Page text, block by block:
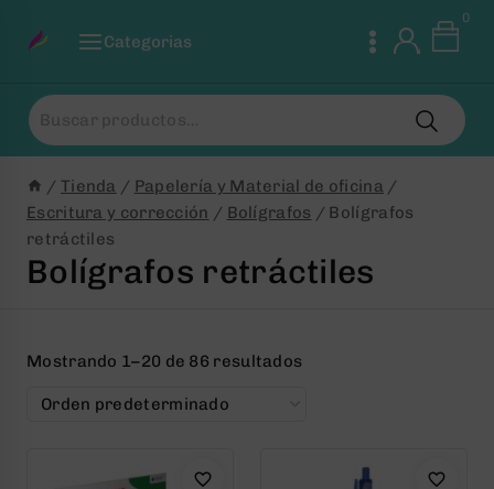
Categorias
0
Buscar
por:
/ Tienda / Papelería y Material de oficina /
Escritura y corrección / Bolígrafos / Bolígrafos
retráctiles
Bolígrafos retráctiles
Mostrando 1–20 de 86 resultados